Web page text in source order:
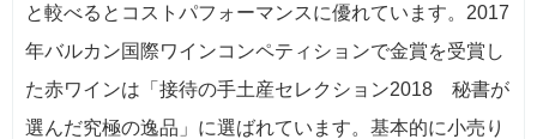
と較べるとコストパフォーマンスに優れています。2017
年バルカン国際ワインコンペティションで金賞を受賞し
た赤ワインは「接待の手土産セレクション2018 秘書が
選んだ究極の逸品」に選ばれています。基本的に小売り